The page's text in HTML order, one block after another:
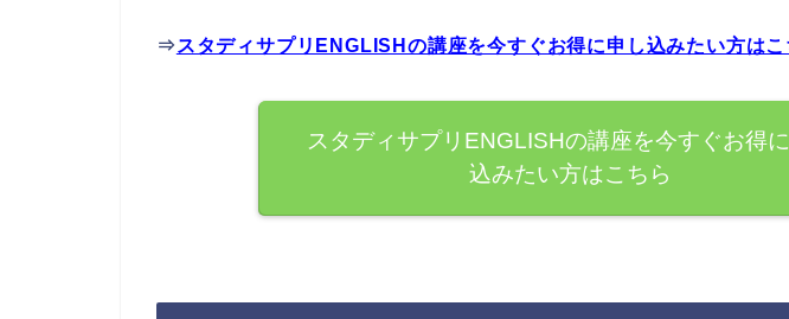
⇒ スタディサプリENGLISHの講座を今すぐお得に申し込みたい方はこ
スタディサプリENGLISHの講座を今すぐお得
込みたい方はこちら